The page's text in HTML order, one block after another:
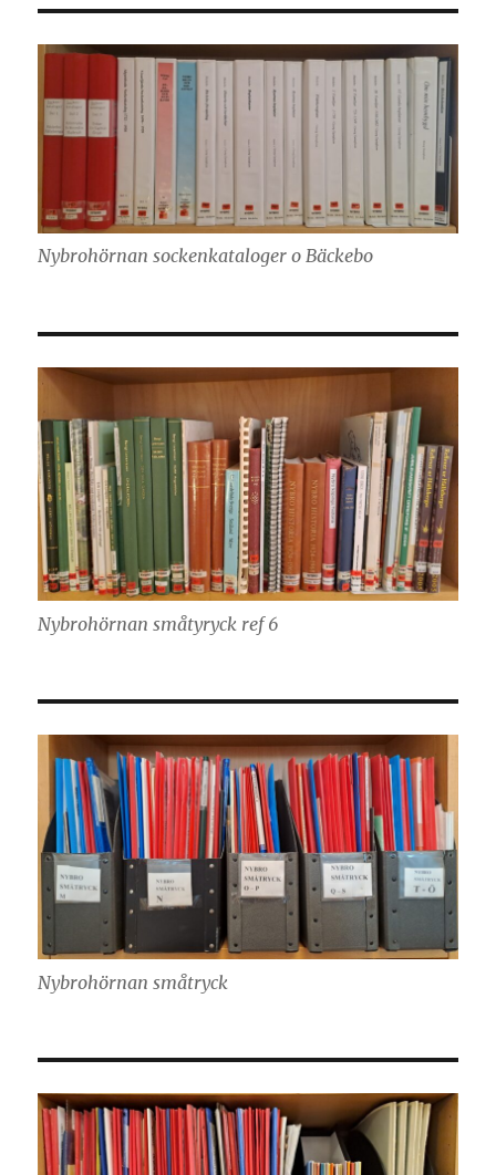
Nybrohörnan sockenkataloger o Bäckebo
Nybrohörnan småtyryck ref 6
Nybrohörnan småtryck